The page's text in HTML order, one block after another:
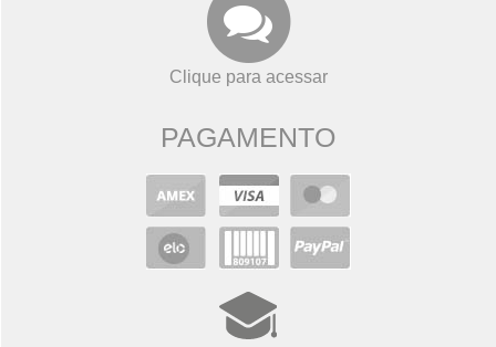
Clique para acessar
PAGAMENTO